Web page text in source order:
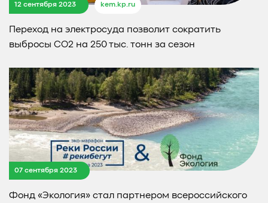
12 сентября 2023 kem.kp.ru
Переход на электросуда позволит сократить
выбросы CO2 на 250 тыс. тонн за сезон
07 сентября 2023
Фонд «Экология» стал партнером всероссийского